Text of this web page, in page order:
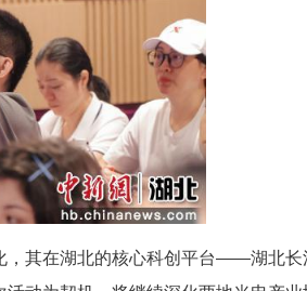
，这次来不仅是找早期融资
我们把样机快速推向量产。”
国最密集的光电产业资源，
局负责人表示。